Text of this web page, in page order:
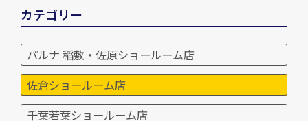
カテゴリー
パルナ 稲敷・佐原ショールーム店
佐倉ショールーム店
千葉若葉ショールーム店